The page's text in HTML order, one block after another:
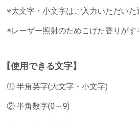
大文字・小文字はご入力いただい
レーザー照射のためこげた香りが
【使用できる文字】
① 半角英字(大文字・小文字)
② 半角数字(0～9)